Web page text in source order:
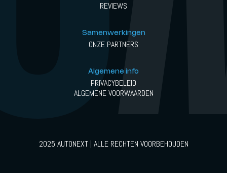
REVIEWS
Samenwerkingen
ONZE PARTNERS
Algemene info
PRIVACYBELEID
ALGEMENE VOORWAARDEN
2025 AUTONEXT | ALLE RECHTEN VOORBEHOUDEN